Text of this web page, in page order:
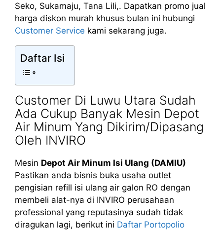
Seko, Sukamaju, Tana Lili,. Dapatkan promo jual
harga diskon murah khusus bulan ini hubungi
Customer Service kami sekarang juga.
Daftar Isi
Customer Di Luwu Utara Sudah
Ada Cukup Banyak Mesin Depot
Air Minum Yang Dikirim/Dipasang
Oleh INVIRO
Mesin Depot Air Minum Isi Ulang (DAMIU)
Pastikan anda bisnis buka usaha outlet
pengisian refill isi ulang air galon RO dengan
membeli alat-nya di INVIRO perusahaan
professional yang reputasinya sudah tidak
diragukan lagi, berikut ini Daftar Portopolio